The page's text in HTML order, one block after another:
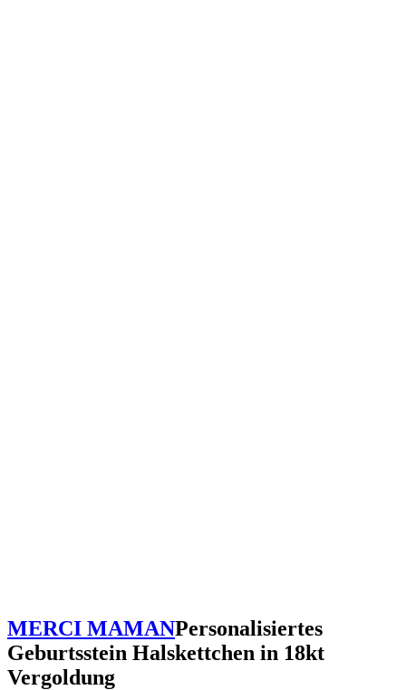
MERCI MAMANPersonalisiertes
Geburtsstein Halskettchen in 18kt
Vergoldung